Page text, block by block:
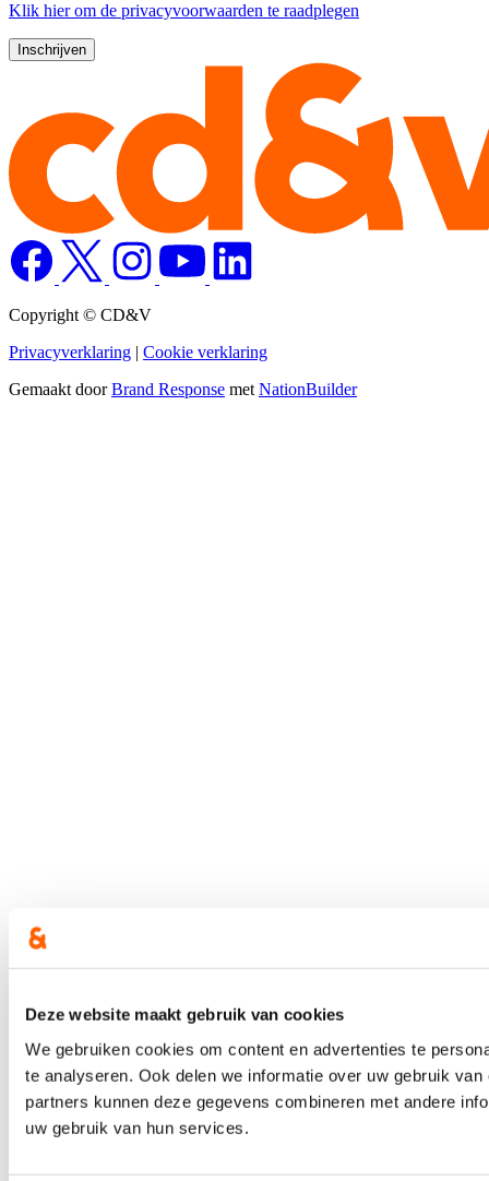
Deze website maakt gebruik van cookies
We gebruiken cookies om content en advertenties te
te analyseren. Ook delen we informatie over uw gebruik
partners kunnen deze gegevens combineren met andere
uw gebruik van hun services.
Klik hierom de privacyvoorwaarden te raadplegen
Copyright © CD&V
Privacyverklaring | Cookie verklaring
Gemaakt doorBrand Response met NationBuilder